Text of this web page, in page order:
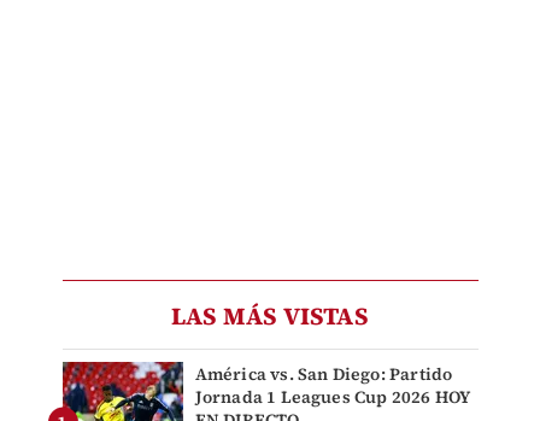
LAS MÁS VISTAS
América vs. San Diego: Partido
Jornada 1 Leagues Cup 2026 HOY